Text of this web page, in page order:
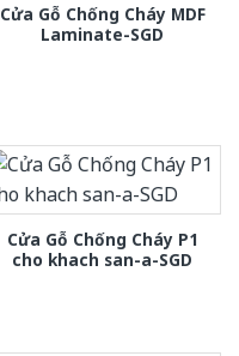
Cửa Gỗ Chống Cháy MDF
Laminate-SGD
Cửa Gỗ Chống Cháy P1
cho khach san-a-SGD